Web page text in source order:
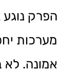
הפרק
מערכות
אמונה. לא